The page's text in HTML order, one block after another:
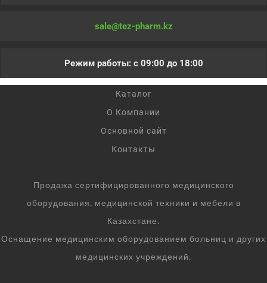
sale@tez-pharm.kz
Режим работы: с 09:00 до 18:00
Каталог
О Компании
Основной сайт
Контакты
Продажа сертифицированного медицинского
оборудования, медицинской техники и мебели в
Казахстане.
Оснащение медицинским оборудованием больниц и других
медицинских учреждений.